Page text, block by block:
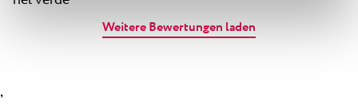
Weitere Bewertungen laden
,